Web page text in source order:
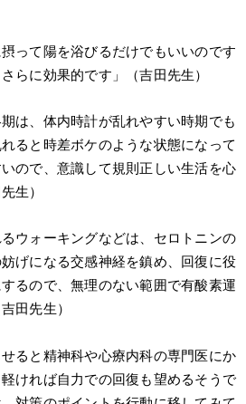
って陽を浴びるだけでもいいのです
らに効果的です」（吉田先生）
は、体内時計が乱れやすい時期でも
ると時差ボケのような状態になって
ので、意識して規則正しい生活を心
生）
るウォーキングなどは、セロトニンの
げになる交感神経を鎮め、回復に役
るので、無理のない範囲で有酸素運
田先生）
せると精神科や心療内科の専門医にか
ければ自力での回復も望めるそうで